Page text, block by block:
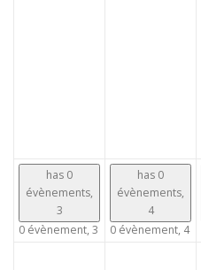
has 0
évènements,
3
0 évènement, 3
has 0
évènements,
4
0 évènement, 4